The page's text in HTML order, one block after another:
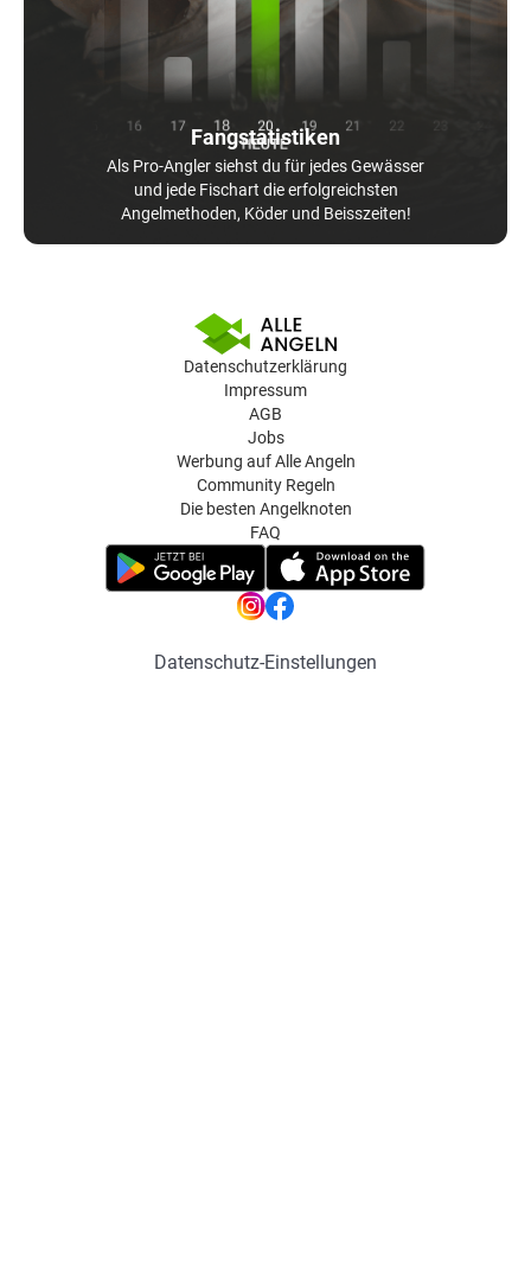
Fangstatistiken
Als Pro-Angler siehst du für jedes Gewässer
und jede Fischart die erfolgreichsten
Angelmethoden, Köder und Beisszeiten!
Datenschutzerklärung
Impressum
AGB
Jobs
Werbung auf Alle Angeln
Community Regeln
Die besten Angelknoten
FAQ
Datenschutz-Einstellungen